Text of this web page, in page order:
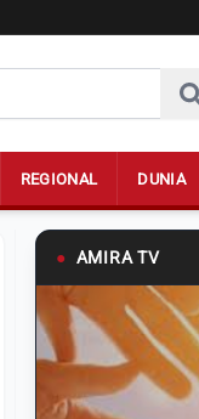
REGIONAL DUNIA
● AMIRA TV